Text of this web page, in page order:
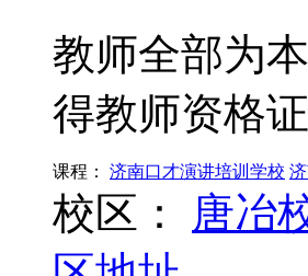
教师全部为
得教师资格证
课程： 济南口才演讲培训学校
校区： 唐冶